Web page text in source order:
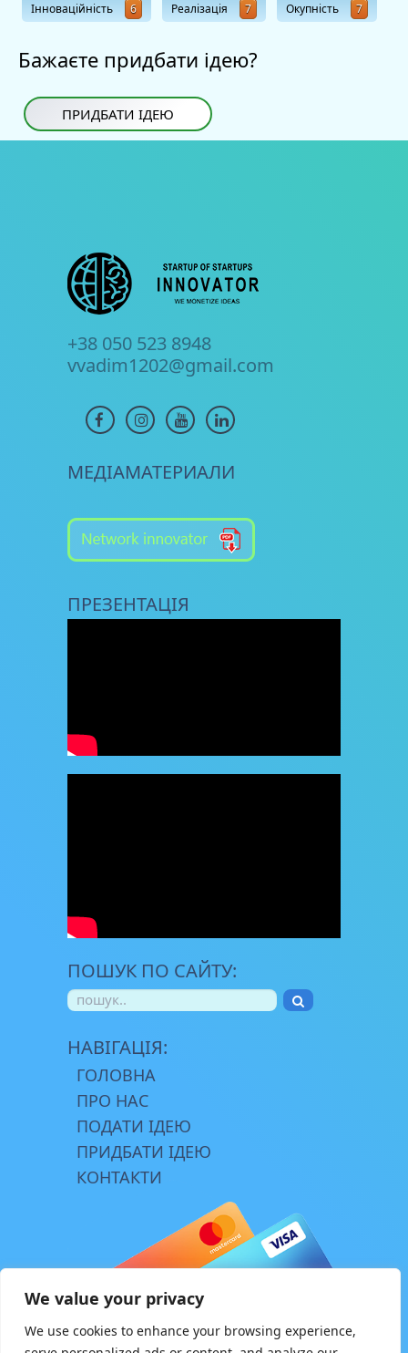
We value your privacy
We use cookies to enhance your browsing experience,
Інноваційність 6 Реалізація 7 Окупність 7
Бажаєте придбати ідею?
ПРИДБАТИ ІДЕЮ
+38 050 523 8948
vvadim1202@gmail.com
МЕДІАМАТЕРИАЛИ
ПРЕЗЕНТАЦІЯ
ПОШУК ПО САЙТУ:
НАВІГАЦІЯ:
ГОЛОВНА
ПРО НАС
ПОДАТИ ІДЕЮ
ПРИДБАТИ ІДЕЮ
КОНТАКТИ